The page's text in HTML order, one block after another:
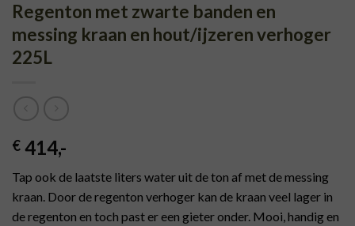
Regenton met zwarte banden en
messing kraan en hout/ijzeren verhoger
225L
€ 414,-
Tap ook de laatste liters water uit de ton af met de messing
kraan. Door de regenton verhoger kan de kraan veel lager in
de regenton en toch past er een gieter onder. Mooi, handig en